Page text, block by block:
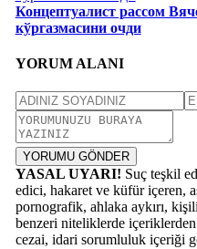
Концептуалист рассом
кўргазмасини очди
YORUM ALANI
YORUMU GÖNDER
YASAL UYARI! Suç teşkil
edici, hakaret ve küfür içeren,
pornografik, ahlaka aykırı,
benzeri niteliklerde
cezai, idari sorumluluk içeriği